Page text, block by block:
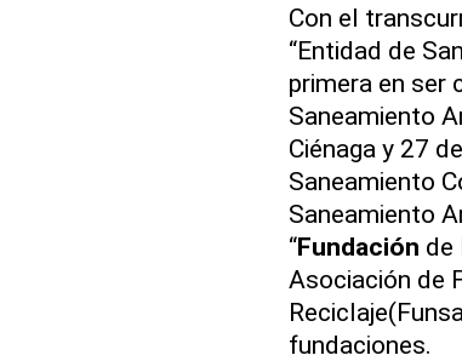
Con el
“Entidad de
primera en ser
Saneamiento
Ciénaga y 27
Saneamiento
Saneamiento
“Fundación de
Asociación de
fundaciones.